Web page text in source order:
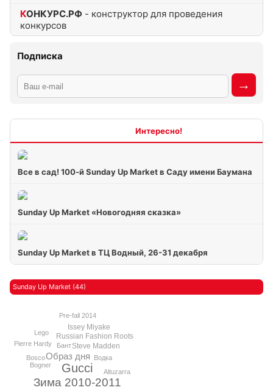
КОНКУРС.РФ - конструктор для проведения
конкурсов
Подписка
Все в сад! 100-й Sunday Up Market в Саду имени Баумана
Sunday Up Market «Новогодняя сказка»
Sunday Up Market в ТЦ Водный, 26-31 декабря
Sunday Up Market (44)
Gucci
Зима 2010-2011
Образ дня
Steve Madden
Russian Fashion Roots
Issey Miyake
Bogner
Водка
Бант
Pre-fall 2014
Altuzarra
Pierre Hardy
Lego
Bosco